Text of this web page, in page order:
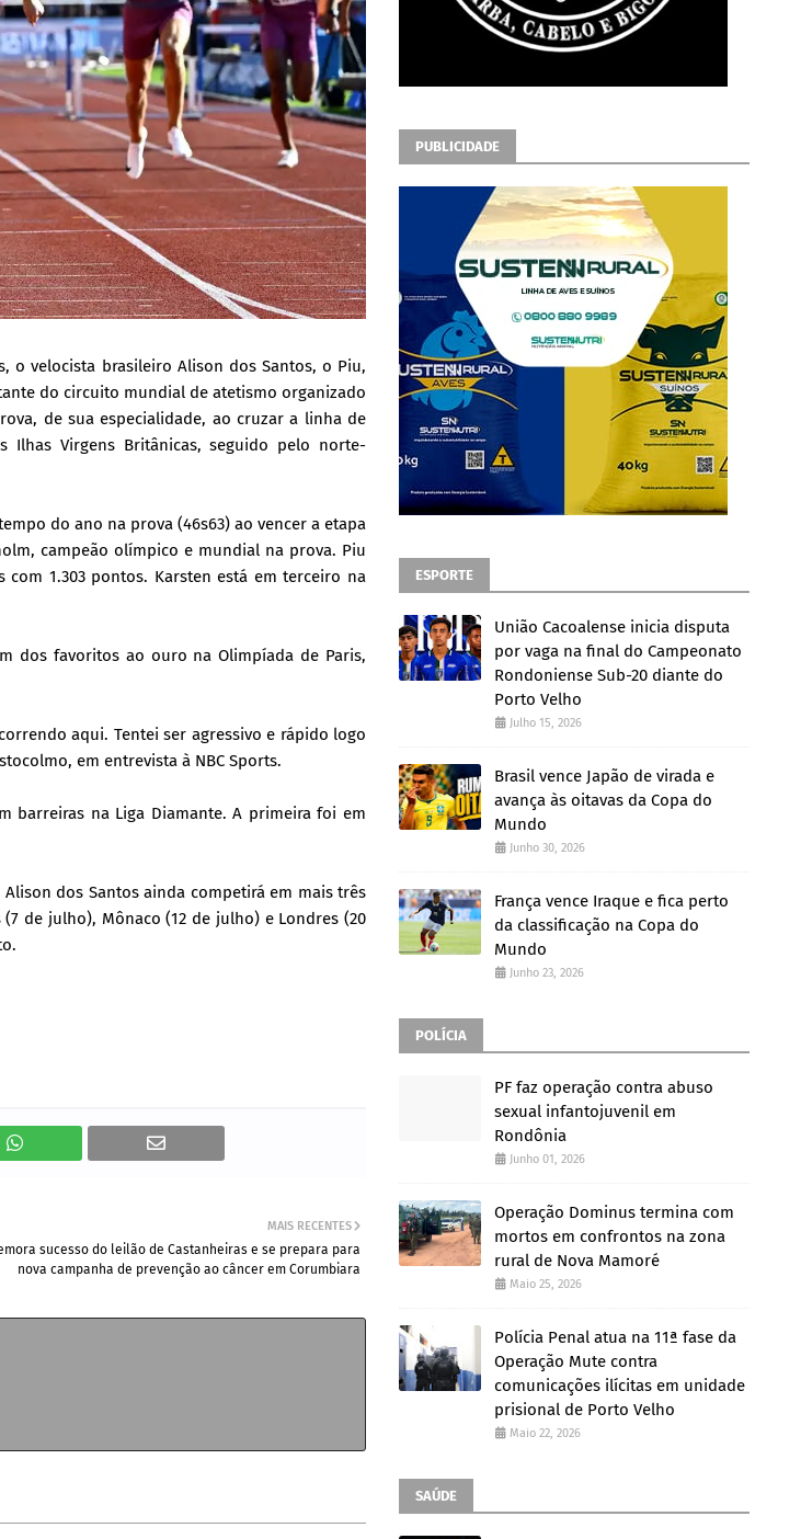
o velocista brasileiro Alison dos Santos, o Piu,
do circuito mundial de atetismo organizado
de sua especialidade, ao cruzar a linha de
Ilhas Virgens Britânicas, seguido pelo norte-
do ano na prova (46s63) ao vencer a etapa
campeão olímpico e mundial na prova. Piu
1.303 pontos. Karsten está em terceiro na
dos favoritos ao ouro na Olimpíada de Paris,
aqui. Tentei ser agressivo e rápido logo
em entrevista à NBC Sports.
barreiras na Liga Diamante. A primeira foi em
dos Santos ainda competirá em mais três
de julho), Mônaco (12 de julho) e Londres (20
MAIS RECENTES
​sucesso do leilão de Castanheira​s e se prepara para
nova campanha de prevenção ao câncer em Corumbiara
PUBLICIDADE
ESPORTE
União Cacoalense inicia disputa
por vaga na final do Campeonato
Rondoniense Sub-20 diante do
Porto Velho
Julho 15, 2026
Brasil vence Japão de virada e
avança às oitavas da Copa do
Mundo
Junho 30, 2026
França vence Iraque e fica perto
da classificação na Copa do
Mundo
Junho 23, 2026
POLÍCIA
PF faz operação contra abuso
sexual infantojuvenil em
Rondônia
Junho 01, 2026
Operação Dominus termina com
mortos em confrontos na zona
rural de Nova Mamoré
Maio 25, 2026
Polícia Penal atua na 11ª fase da
Operação Mute contra
comunicações ilícitas em unidade
prisional de Porto Velho
Maio 22, 2026
SAÚDE